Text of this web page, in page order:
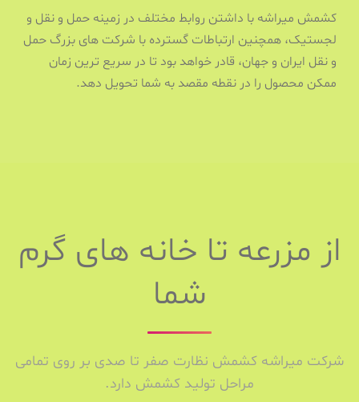
کشمش میراشه با داشتن روابط مختلف در زمینه حمل و نقل و
لجستیک، همچنین ارتباطات گسترده با شرکت های بزرگ حمل
و نقل ایران و جهان، قادر خواهد بود تا در سریع ترین زمان
ممکن محصول را در نقطه مقصد به شما تحویل دهد.
از مزرعه تا خانه های گرم
شما
شرکت میراشه کشمش نظارت صفر تا صدی بر روی تمامی
مراحل تولید کشمش دارد.